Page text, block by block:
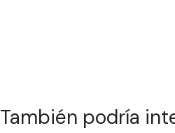
También podría